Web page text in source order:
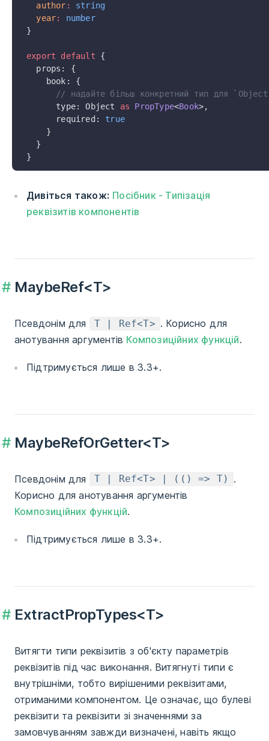
  author
:
string
  year
:
number
}
export default {
  props: {
    book: {
// надайте більш конкретний тип для
      type: Object
as PropType<Book>,
      required:
true
    }
  }
}
Дивіться також: Посібник - Типізація
реквізитів компонентів
MaybeRef<T>
Псевдонім для T | Ref<T> . Корисно для
анотування аргументів Композиційних функцій.
Підтримується лише в 3.3+.
MaybeRefOrGetter<T>
Псевдонім для T | Ref<T> | (() => T)
.
Корисно для анотування аргументів
Композиційних функцій.
Підтримується лише в 3.3+.
ExtractPropTypes<T>
Витягти типи реквізитів з об'єкту параметрів
реквізитів під час виконання. Витягнуті типи є
внутрішніми, тобто вирішеними реквізитами,
отриманими компонентом. Це означає, що булеві
реквізити та реквізити зі значеннями за
замовчуванням завжди визначені, навіть якщо